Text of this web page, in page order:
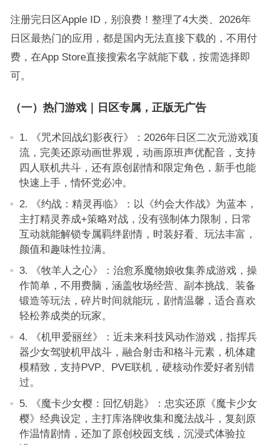
注册完日区Apple ID，别浪费！整理了4大类、2026年
日区最热门的应用，都是国内无法直接下载的，不用付
费，在App Store直接搜索名字就能下载，按需选择即
可。
（一）热门游戏｜日区专属，正版无广告
1. 《咒术回战幻影夜行》：2026年日区二次元游戏顶
流，完美还原动画世界观，动画原班声优配音，支持
四人联机共斗，还有原创剧情和限定角色，新手也能
快速上手，情怀党必冲。
2. 《约战：精灵再临》：以《约会大作战》为蓝本，
主打精灵养成+策略对战，没有强制体力限制，日常
互动就能解锁专属羁绊剧情，时装好看、玩法丰富，
颜值和趣味性拉满。
3. 《牧羊人之心》：治愈系魔物娘收集养成游戏，操
作简单，不用费脑，涵盖牧场经营、副本挑战、装备
锻造等玩法，碎片时间就能玩，剧情温馨，适合喜欢
轻松养成类的玩家。
4. 《机甲爱丽丝》：近未来科技风动作游戏，指挥兵
器少女驾驶机甲战斗，融合射击和格斗元素，机体建
模精致，支持PVP、PVE联机，硬核动作爱好者别错
过。
5. 《魔卡少女樱：回忆钥匙》：忠实还原《魔卡少女
樱》经典设定，主打库洛牌收集和魔法战斗，复刻原
作温情剧情，还加了原创校园支线，沉浸式体验拉